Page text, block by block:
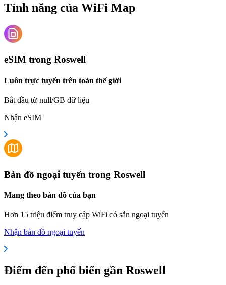
Tính năng của WiFi Map
eSIM trong Roswell
Luôn trực tuyến trên toàn thế giới
Bắt đầu từ null/GB dữ liệu
Nhận eSIM
Bản đồ ngoại tuyến trong Roswell
Mang theo bản đồ của bạn
Hơn 15 triệu điểm truy cập WiFi có sẵn ngoại tuyến
Nhận bản đồ ngoại tuyến
Điểm đến phổ biến gần Roswell